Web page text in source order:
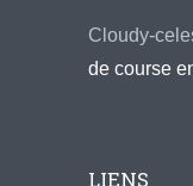
Cloudy-
de course
LIENS